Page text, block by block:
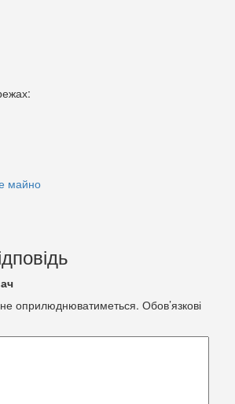
майно
оприлюднюватиметься. Обов’язкові